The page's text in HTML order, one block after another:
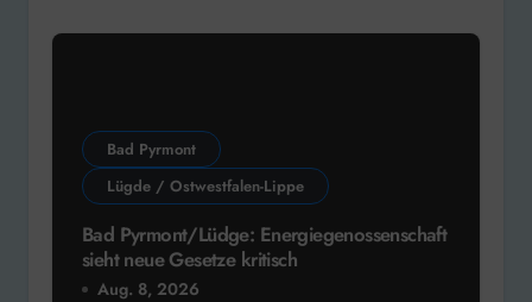
Bad Pyrmont
Lügde / Ostwestfalen-Lippe
Bad Pyrmont/Lüdge: Energiegenossenschaft
sieht neue Gesetze kritisch
Aug. 8, 2026